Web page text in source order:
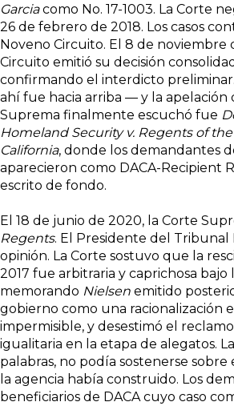
Garciacomo No. 17-1003. La Corte
26 de febrero de 2018. Los casos
Noveno Circuito. El 8 de noviembre
Circuito emitió su decisión
confirmando el interdicto
ahí fue hacia arriba — y la apelación
Suprema finalmente escuchó fue
Homeland Security v. Regents of
California, donde los demandantes
aparecieron como DACA-Recipient
escrito de fondo.
El 18 de junio de 2020, la Corte
Regents. El Presidente del Tribunal
opinión. La Corte sostuvo que la
2017 fue arbitraria y caprichosa bajo
memorando Nielsen emitido
gobierno como una racionalización
impermisible, y desestimó el
igualitaria en la etapa de alegatos.
palabras, no podía sostenerse
la agencia había construido. Los
beneficiarios de DACA cuyo caso